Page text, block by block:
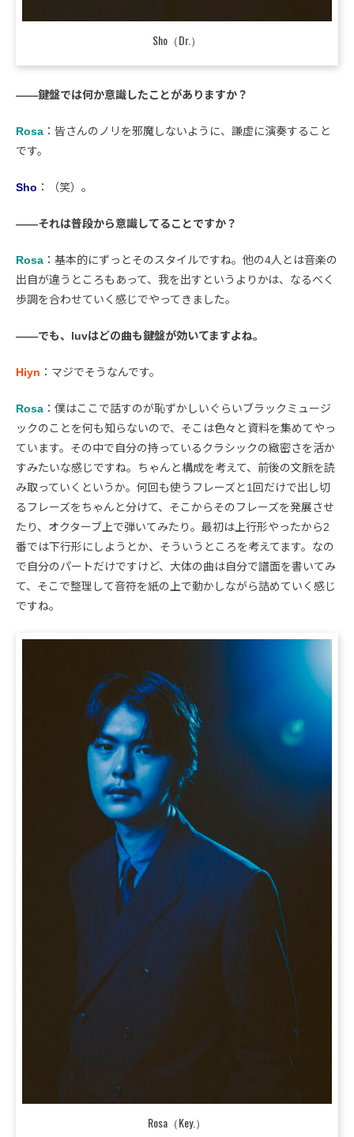
Sho（Dr.）
――鍵盤では何か意識したことがありますか？
Rosa ：皆さんのノリを邪魔しないように、謙虚に演奏すること
です。
Sho ：（笑）。
――それは普段から意識してることですか？
Rosa ：基本的にずっとそのスタイルですね。他の4人とは音楽の
出自が違うところもあって、我を出すというよりかは、なるべく
歩調を合わせていく感じでやってきました。
――でも、luvはどの曲も鍵盤が効いてますよね。
Hiyn ：マジでそうなんです。
Rosa ：僕はここで話すのが恥ずかしいぐらいブラックミュージ
ックのことを何も知らないので、そこは色々と資料を集めてやっ
ています。その中で自分の持っているクラシックの緻密さを活か
すみたいな感じですね。ちゃんと構成を考えて、前後の文脈を読
み取っていくというか。何回も使うフレーズと1回だけで出し切
るフレーズをちゃんと分けて、そこからそのフレーズを発展させ
たり、オクターブ上で弾いてみたり。最初は上行形やったから2
番では下行形にしようとか、そういうところを考えてます。なの
で自分のパートだけですけど、大体の曲は自分で譜面を書いてみ
て、そこで整理して音符を紙の上で動かしながら詰めていく感じ
ですね。
Rosa（Key.）